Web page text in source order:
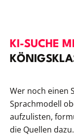
KI-SUCHE
Wer noch einen
Sprachmodell
aufzulisten,
die Quellen